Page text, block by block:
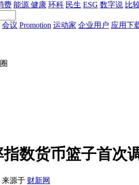
费 能源 健康 环科 民生 ESG 数字说 比
会议 Promotion 运动家 企业用户 应用下
指数货币篮子首次
来源于 财新网